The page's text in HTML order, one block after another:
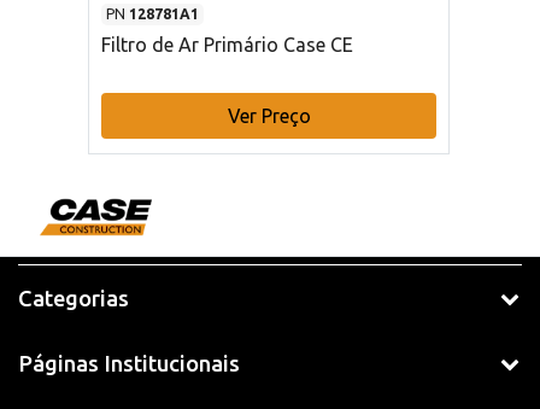
PN 128781A1
Filtro de Ar Primário Case CE
Ver Preço
Categorias
Páginas Institucionais